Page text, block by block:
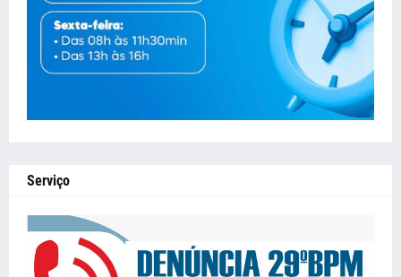
Serviço